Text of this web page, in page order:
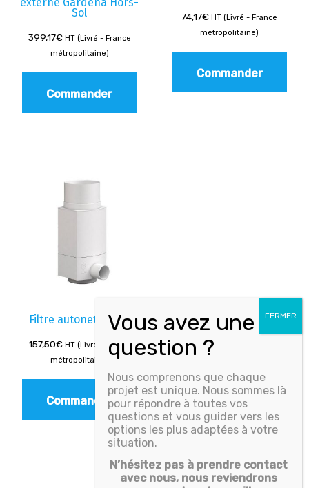
Sol
399,17€ HT (Livré - France
métropolitaine)
Commander
74,17€ HT (Livré - France
métropolitaine)
Commander
Filtre autonettoyant
157,50€ HT (Livré - France
métropolitaine)
Commander
Nous comprenons que chaque
projet est unique. Nous sommes là
pour répondre à toutes vos
questions et vous guider vers les
options les plus adaptées à votre
situation.
N’hésitez pas à prendre contact
avec nous, nous reviendrons